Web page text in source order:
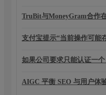
TruBit与MoneyGram合作
支付宝提示“当前操作可能
如果公司要求只能认证一
AIGC 平衡 SEO 与用户体